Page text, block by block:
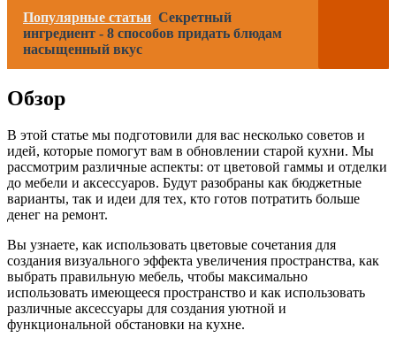
Популярные статьи Секретный
ингредиент - 8 способов придать блюдам
насыщенный вкус
Обзор
В этой статье мы подготовили для вас несколько советов и
идей, которые помогут вам в обновлении старой кухни. Мы
рассмотрим различные аспекты: от цветовой гаммы и отделки
до мебели и аксессуаров. Будут разобраны как бюджетные
варианты, так и идеи для тех, кто готов потратить больше
денег на ремонт.
Вы узнаете, как использовать цветовые сочетания для
создания визуального эффекта увеличения пространства, как
выбрать правильную мебель, чтобы максимально
использовать имеющееся пространство и как использовать
различные аксессуары для создания уютной и
функциональной обстановки на кухне.